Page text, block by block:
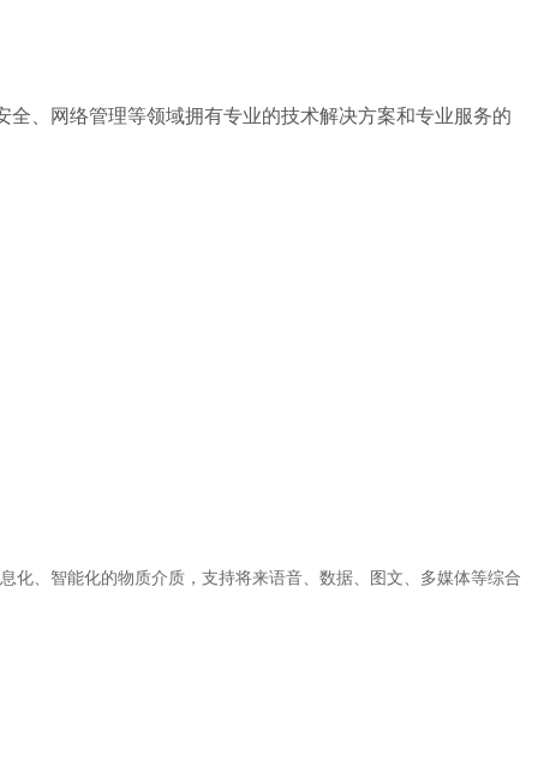
、网络管理等领域拥有专业的技术解决方案和专业服务的
化、智能化的物质介质，支持将来语音、数据、图文、多媒体等综合